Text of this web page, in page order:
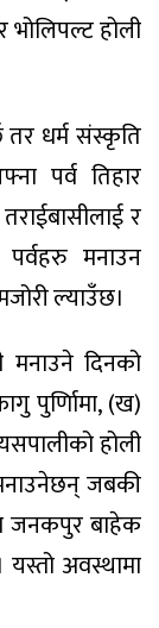
होली
तर धर्म संस्कृति
पर्व तिहार
र
मनाउन
ल्याउँछ।
मनाउने दिनको
पुर्णिामा, (ख)
होली
जबकी
जनकपुर बाहेक
यस्तो अवस्थामा